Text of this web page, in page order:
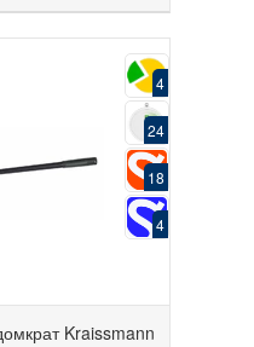
4
24
18
4
Kraissmann